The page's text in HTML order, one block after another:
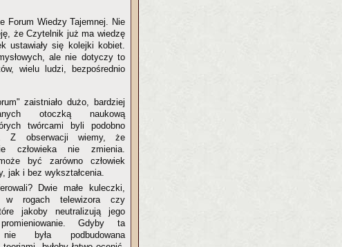
Forum Wiedzy Tajemnej. Nie
że Czytelnik już ma wiedzę
ustawiały się kolejki kobiet.
ale nie dotyczy to
wielu ludzi, bezpośrednio
zaistniało dużo, bardziej
otoczką naukową
twórcami byli podobno
Z obserwacji wiemy, że
człowieka nie zmienia.
być zarówno człowiek
jak i bez wykształcenia.
Dwie małe kuleczki,
w rogach telewizora czy
jakoby neutralizują jego
Gdyby ta
nie była podbudowana